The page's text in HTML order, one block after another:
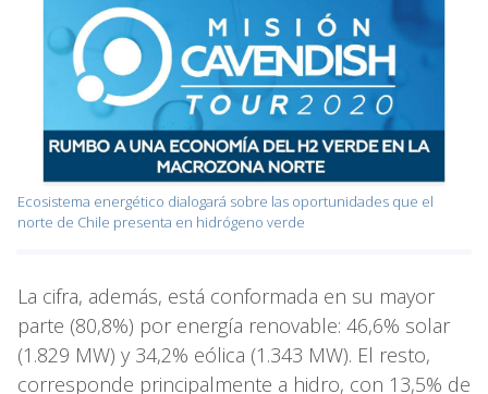
Ecosistema energético dialogará sobre las oportunidades que el
norte de Chile presenta en hidrógeno verde
La cifra, además, está conformada en su mayor
parte (80,8%) por energía renovable: 46,6% solar
(1.829 MW) y 34,2% eólica (1.343 MW). El resto,
corresponde principalmente a hidro, con 13,5% de